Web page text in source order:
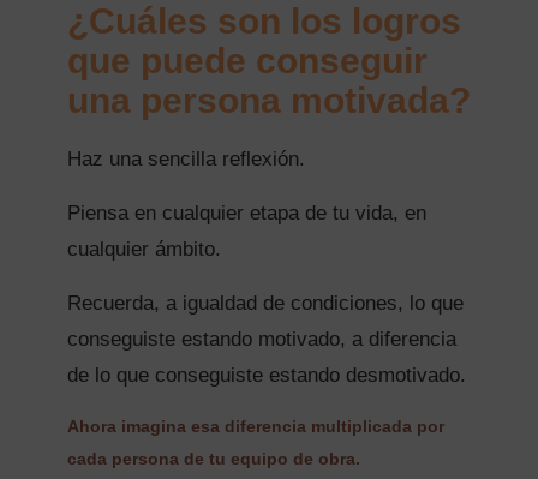
¿Cuáles son los logros
que puede conseguir
una persona motivada?
Haz una sencilla reflexión.
Piensa en cualquier etapa de tu vida, en
cualquier ámbito.
Recuerda, a igualdad de condiciones, lo que
conseguiste estando motivado, a diferencia
de lo que conseguiste estando desmotivado.
Ahora imagina esa diferencia multiplicada por
cada persona de tu equipo de obra.